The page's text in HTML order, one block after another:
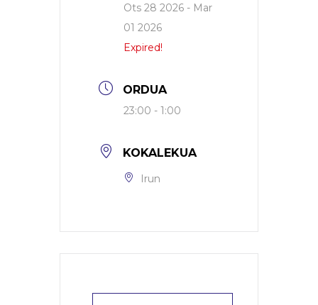
Ots 28 2026 - Mar
01 2026
Expired!
ORDUA
23:00 - 1:00
KOKALEKUA
Irun